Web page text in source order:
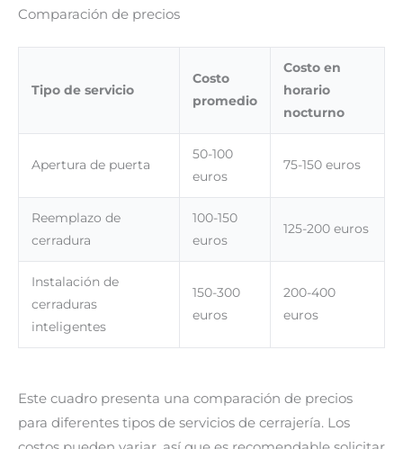
Comparación de precios
Tipo de servicio
Costo
promedio
Costo en
horario
nocturno
Apertura de puerta
50-100
euros
75-150 euros
Reemplazo de
cerradura
100-150
euros
125-200 euros
Instalación de
cerraduras
inteligentes
150-300
euros
200-400
euros
Este cuadro presenta una comparación de precios
para diferentes tipos de servicios de cerrajería. Los